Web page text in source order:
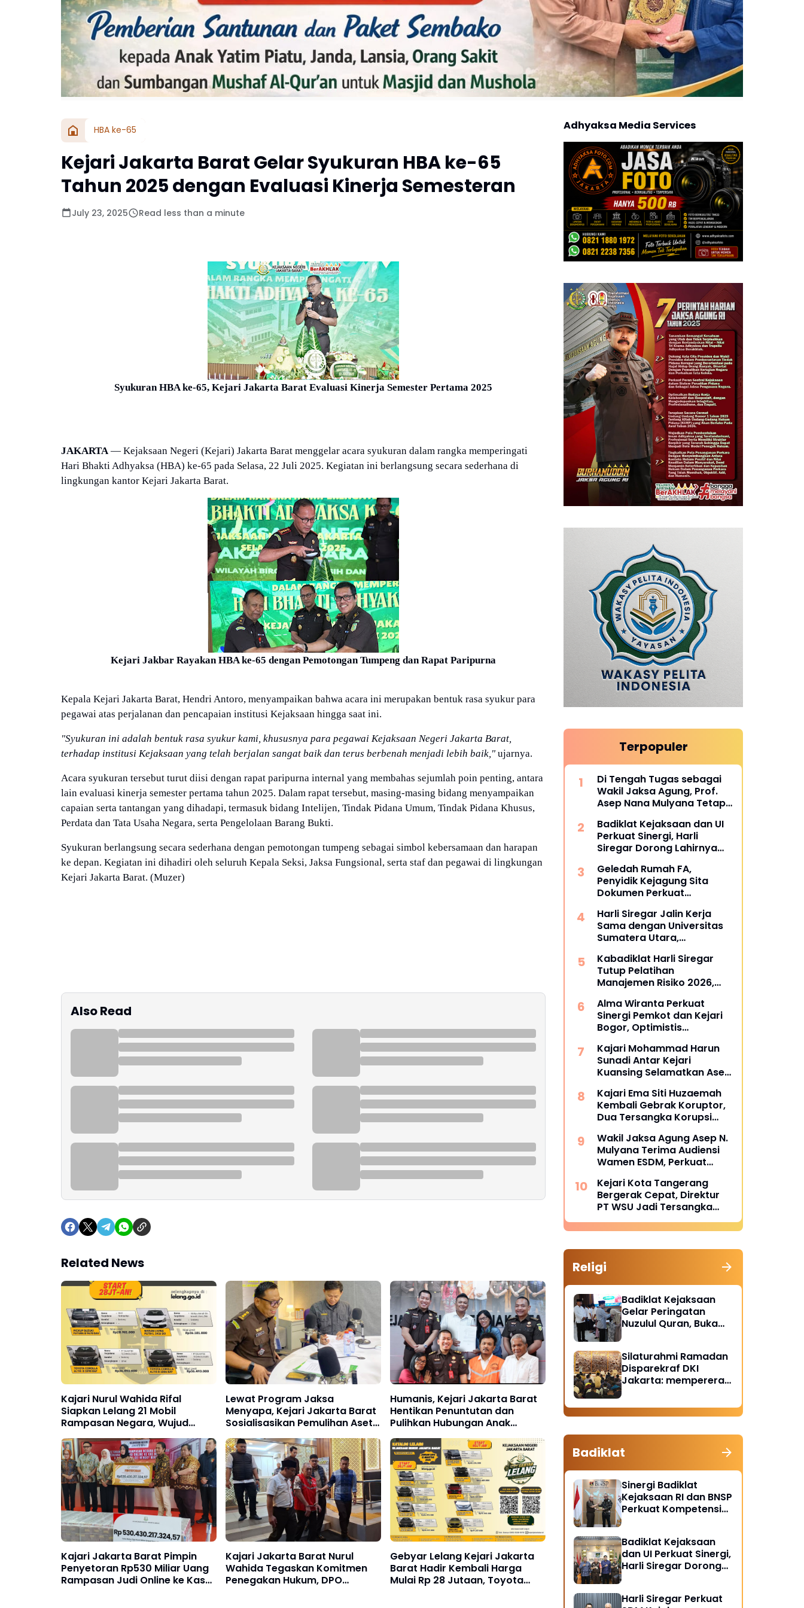
HBA ke-65
Kejari Jakarta Barat Gelar Syukuran HBA ke-65
Tahun 2025 dengan Evaluasi Kinerja Semesteran
July 23, 2025 Read less than a minute
Syukuran HBA ke-65, Kejari Jakarta Barat Evaluasi Kinerja Semester Pertama 2025
JAKARTA — Kejaksaan Negeri (Kejari) Jakarta Barat menggelar acara syukuran dalam rangka memperingati
Hari Bhakti Adhyaksa (HBA) ke-65 pada Selasa, 22 Juli 2025. Kegiatan ini berlangsung secara sederhana di
lingkungan kantor Kejari Jakarta Barat.
Kejari Jakbar Rayakan HBA ke-65 dengan Pemotongan Tumpeng dan Rapat Paripurna
Kepala Kejari Jakarta Barat, Hendri Antoro, menyampaikan bahwa acara ini merupakan bentuk rasa syukur para
pegawai atas perjalanan dan pencapaian institusi Kejaksaan hingga saat ini.
"Syukuran ini adalah bentuk rasa syukur kami, khususnya para pegawai Kejaksaan Negeri Jakarta Barat,
terhadap institusi Kejaksaan yang telah berjalan sangat baik dan terus berbenah menjadi lebih baik," ujarnya.
Acara syukuran tersebut turut diisi dengan rapat paripurna internal yang membahas sejumlah poin penting, antara
lain evaluasi kinerja semester pertama tahun 2025. Dalam rapat tersebut, masing-masing bidang menyampaikan
capaian serta tantangan yang dihadapi, termasuk bidang Intelijen, Tindak Pidana Umum, Tindak Pidana Khusus,
Perdata dan Tata Usaha Negara, serta Pengelolaan Barang Bukti.
Syukuran berlangsung secara sederhana dengan pemotongan tumpeng sebagai simbol kebersamaan dan harapan
ke depan. Kegiatan ini dihadiri oleh seluruh Kepala Seksi, Jaksa Fungsional, serta staf dan pegawai di lingkungan
Kejari Jakarta Barat. (Muzer)
Also Read
Related News
Kajari Nurul Wahida Rifal
Siapkan Lelang 21 Mobil
Rampasan Negara, Wujud
Optimalisasi Pemulihan Aset
Negara
Lewat Program Jaksa
Menyapa, Kejari Jakarta Barat
Sosialisasikan Pemulihan Aset
dan Layanan SI ABANG JAKA
Hingga BPA Fair 2026
Humanis, Kejari Jakarta Barat
Hentikan Penuntutan dan
Pulihkan Hubungan Anak
dengan Ibu Kandung Melalui
Keadilan Restoratif
Kajari Jakarta Barat Pimpin
Penyetoran Rp530 Miliar Uang
Rampasan Judi Online ke Kas
Kajari Jakarta Barat Nurul
Wahida Tegaskan Komitmen
Penegakan Hukum, DPO
Gebyar Lelang Kejari Jakarta
Barat Hadir Kembali Harga
Mulai Rp 28 Jutaan, Toyota
Adhyaksa Media Services
Terpopuler
Di Tengah Tugas sebagai
Wakil Jaksa Agung, Prof.
Asep Nana Mulyana Tetap
Akademik sebagai Penguji
Promosi Doktor Unpad
Badiklat Kejaksaan dan UI
Perkuat Sinergi, Harli
Siregar Dorong Lahirnya
Kejaksaan
Geledah Rumah FA,
Penyidik Kejagung Sita
Dokumen Perkuat
Harli Siregar Jalin Kerja
Sama dengan Universitas
Sumatera Utara,
Universitas Hasanuddin,
Buka Peluang Pegawai
Kejaksaan RI Tempuh
Pendidikan Doktor (S3)
Hukum
Kabadiklat Harli Siregar
Tutup Pelatihan
Manajemen Risiko 2026,
Agen Perubahan di Seluruh
Satker Kejaksaan
Alma Wiranta Perkuat
Sinergi Pemkot dan Kejari
Bogor, Optimistis
Perdata Tanpa Rugikan
Daerah
Kajari Mohammad Harun
Sunadi Antar Kejari
Kuansing Selamatkan Aset
Rp74,97 Miliar
Kajari Ema Siti Huzaemah
Kembali Gebrak Koruptor,
Dua Tersangka Korupsi
Langsung Dijebloskan ke
Penjara
Wakil Jaksa Agung Asep N.
Mulyana Terima Audiensi
Wamen ESDM, Perkuat
Sektor Energi Nasional
Kejari Kota Tangerang
Bergerak Cepat, Direktur
PT WSU Jadi Tersangka
Kasus Dugaan Korupsi
Operasional Boeing 737-
Religi
Badiklat Kejaksaan
Gelar Peringatan
Nuzulul Quran, Buka
Piatu
Silaturahmi Ramadan
Disparekraf DKI
Jakarta: mempererat
soliditas
Badiklat
Sinergi Badiklat
Kejaksaan RI dan BNSP
Perkuat Kompetensi
Badiklat Kejaksaan
dan UI Perkuat Sinergi,
Harli Siregar Dorong
Harli Siregar Perkuat